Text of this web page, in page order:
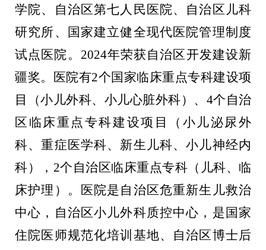
学院、自治区第七人民医院、自治区儿科
研究所、国家建立健全现代医院管理制度
试点医院。 2024年荣获自治区开发建设新
疆奖。医院有2个国家临床重点专科建设项
目（小儿外科、小儿心脏外科）、 4个自治
区临床重点专科建设项目（小儿泌尿外
科、重症医学科、新生儿科、小儿神经内
科）， 2个自治区临床重点专科（儿科、临
床护理）。医院是自治区危重新生儿救治
中心， 自治区小儿外科质控中心， 是国家
住院医师规范化培训基地、自治区博士后